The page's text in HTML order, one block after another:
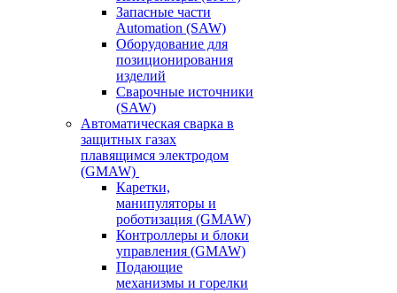
Запасные части
Automation (SAW)
Оборудование для
позиционирования
изделий
Сварочные источники
(SAW)
Автоматическая сварка в
защитных газах
плавящимся электродом
(GMAW)
Каретки,
манипуляторы и
роботизация (GMAW)
Контроллеры и блоки
управления (GMAW)
Подающие
механизмы и горелки